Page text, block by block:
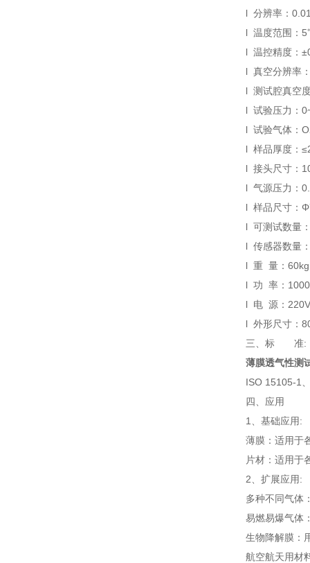
l 分辨率：
l 温度范围：
l 温控精度：
l 真空分辨率
l 测试腔真空
l 试验压力：
l 试验气体：
l 样品厚度：
l 接头尺寸：
l 气源压力：
l 样品尺寸：
l 可测试数量
l 传感器数量
l 重 量：60kg
l 功 率：
l 电 源：
l 外形尺寸：
三、标 准:
薄膜透气性测
ISO 15105-1
四、应用
1、基础应用:
薄膜：适用于
片材：适用于
2、扩展应用:
多种不同气体
易燃易爆气体
生物降解膜：
航空航天用材